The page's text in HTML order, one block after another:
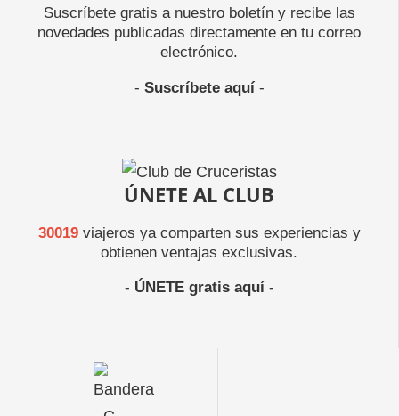
Suscríbete gratis a nuestro boletín y recibe las
novedades publicadas directamente en tu correo
electrónico.
- Suscríbete aquí-
ÚNETE AL CLUB
30019viajeros ya comparten sus experiencias y
obtienen ventajas exclusivas.
- ÚNETE gratis aquí-